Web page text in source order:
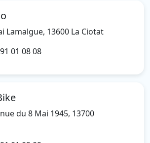
Lamalgue, 13600 La Ciotat
01 08 08
du 8 Mai 1945, 13700